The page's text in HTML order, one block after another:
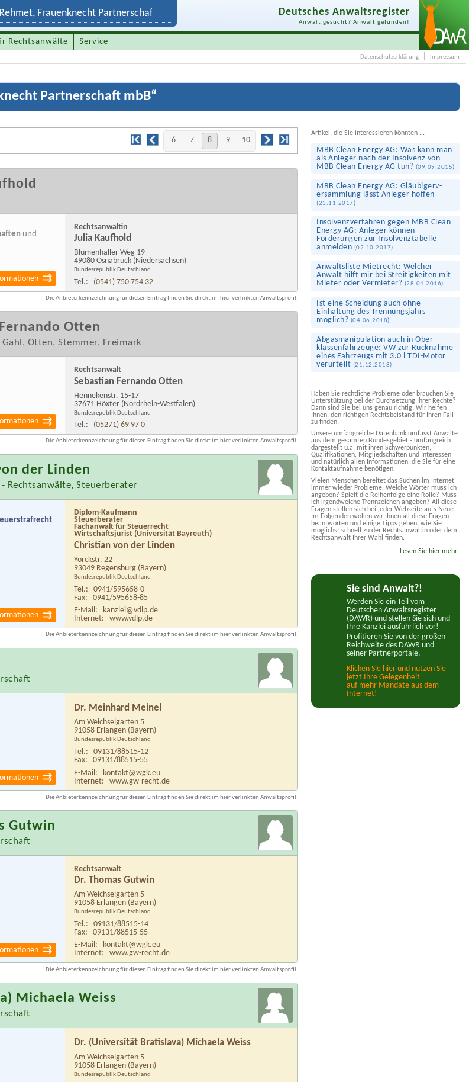
Deutsches Anwaltsregister
Anwalt gesucht? Anwalt gefunden!
Rechtsanwälte Service
Datenschutzerklärung Impressum
Partnerschaft mbB“
6 7 8 9 10
Rechtsanwältin
Julia Kaufhold
Blumenhaller Weg 19
49080 Osnabrück (Niedersachsen)
Bundesrepublik Deutschland
Tel.: (0541) 750 754 32
und
Die Anbieterkennzeichnung für diesen Eintrag finden Sie direkt im hier verlinkten Anwaltsprofil.
Otten
Otten, Stemmer, Freimark
Rechtsanwalt
Sebastian Fernando Otten
Hennekenstr. 15-17
37671 Höxter (Nordrhein-Westfalen)
Bundesrepublik Deutschland
Tel.: (05271) 69 97 0
Die Anbieterkennzeichnung für diesen Eintrag finden Sie direkt im hier verlinkten Anwaltsprofil.
der Linden
Rechtsanwälte, Steuerberater
Diplom-Kaufmann
Steuerberater
Fachanwalt für Steuerrecht
Wirtschaftsjurist (Universität Bayreuth)
Christian von der Linden
Yorckstr. 22
93049 Regensburg (Bayern)
Bundesrepublik Deutschland
Tel.:
0941/595658-0
Fax:
0941/595658-85
E-Mail:
kanzlei@vdlp.de
Internet:
www.vdlp.de
Die Anbieterkennzeichnung für diesen Eintrag finden Sie direkt im hier verlinkten Anwaltsprofil.
Dr. Meinhard Meinel
Am Weichselgarten 5
91058 Erlangen (Bayern)
Bundesrepublik Deutschland
Tel.:
09131/88515-12
Fax:
09131/88515-55
E-Mail:
kontakt@wgk.eu
Internet:
www.gw-recht.de
Die Anbieterkennzeichnung für diesen Eintrag finden Sie direkt im hier verlinkten Anwaltsprofil.
Gutwin
Rechtsanwalt
Dr. Thomas Gutwin
Am Weichselgarten 5
91058 Erlangen (Bayern)
Bundesrepublik Deutschland
Tel.:
09131/88515-14
Fax:
09131/88515-55
E-Mail:
kontakt@wgk.eu
Internet:
www.gw-recht.de
Die Anbieterkennzeichnung für diesen Eintrag finden Sie direkt im hier verlinkten Anwaltsprofil.
Michaela Weiss
Dr. (Universität Bratislava) Michaela Weiss
Am Weichselgarten 5
91058 Erlangen (Bayern)
Bundesrepublik Deutschland
Artikel, die Sie interessieren könnten ...
MBB Clean Energy AG: Was kann man
als Anleger nach der Insolvenz von
MBB Clean Energy AG tun? (09.09.2015)
MBB Clean Energy AG: Gläubigerv­
ersammlung lässt Anleger hoffen
(23.11.2017)
Insolvenz­verfahren gegen MBB Clean
Energy AG: Anleger können
Forderungen zur Insolvenz­tabelle
anmelden (02.10.2017)
Anwaltsliste Mietrecht: Welcher
Anwalt hilft mir bei Streitigkeiten mit
Mieter oder Vermieter? (28.04.2016)
Ist eine Scheidung auch ohne
Einhaltung des Trennungs­jahrs
möglich? (04.06.2018)
Abgas­manipulation auch in Ober­
klassen­fahrzeuge: VW zur Rücknahme
eines Fahrzeugs mit 3.0 l TDI-Motor
verurteilt (21.12.2018)
Haben Sie rechtliche Probleme oder brauchen Sie
Unterstützung bei der Durchsetzung Ihrer Rechte?
Dann sind Sie bei uns genau richtig. Wir helfen
Ihnen, den richtigen Rechtsbeistand für Ihren Fall
zu finden.
Unsere umfangreiche Datenbank umfasst Anwälte
aus dem gesamten Bundesgebiet - umfangreich
dargestellt u.a. mit ihren Schwerpunkten,
Qualifikationen, Mitgliedschaften und Interessen
und natürlich allen Informationen, die Sie für eine
Kontaktaufnahme benötigen.
Vielen Menschen bereitet das Suchen im Internet
immer wieder Probleme. Welche Wörter muss ich
angeben? Spielt die Reihenfolge eine Rolle? Muss
ich irgendwelche Trennzeichen angeben? All diese
Fragen stellen sich bei jeder Webseite aufs Neue.
Im Folgenden wollen wir Ihnen all diese Fragen
beantworten und einige Tipps geben, wie Sie
möglichst schnell zu der Rechtsanwältin oder dem
Rechtsanwalt Ihrer Wahl finden.
Lesen Sie hier mehr
Sie sind Anwalt?!
Werden Sie ein Teil vom
Deutschen Anwaltsregister
(DAWR) und stellen Sie sich und
Ihre Kanzlei ausführlich vor!
Profitieren Sie von der großen
Reichweite des DAWR und
seiner Partnerportale.
Klicken Sie hier und nutzen Sie
jetzt Ihre Gelegenheit
auf mehr Mandate aus dem
Internet!